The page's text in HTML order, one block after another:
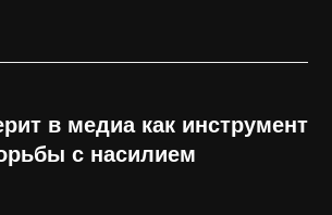
в медиа как инструмент
с насилием